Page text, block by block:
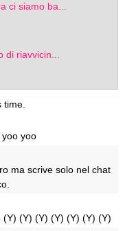
ci siamo ba...
di riavvicin...
yoo
ma scrive solo nel chat
(Y) (Y) (Y) (Y) (Y) (Y)